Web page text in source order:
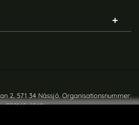
2, 571 34 Nässjö. Organisationsnummer:
559165-6540